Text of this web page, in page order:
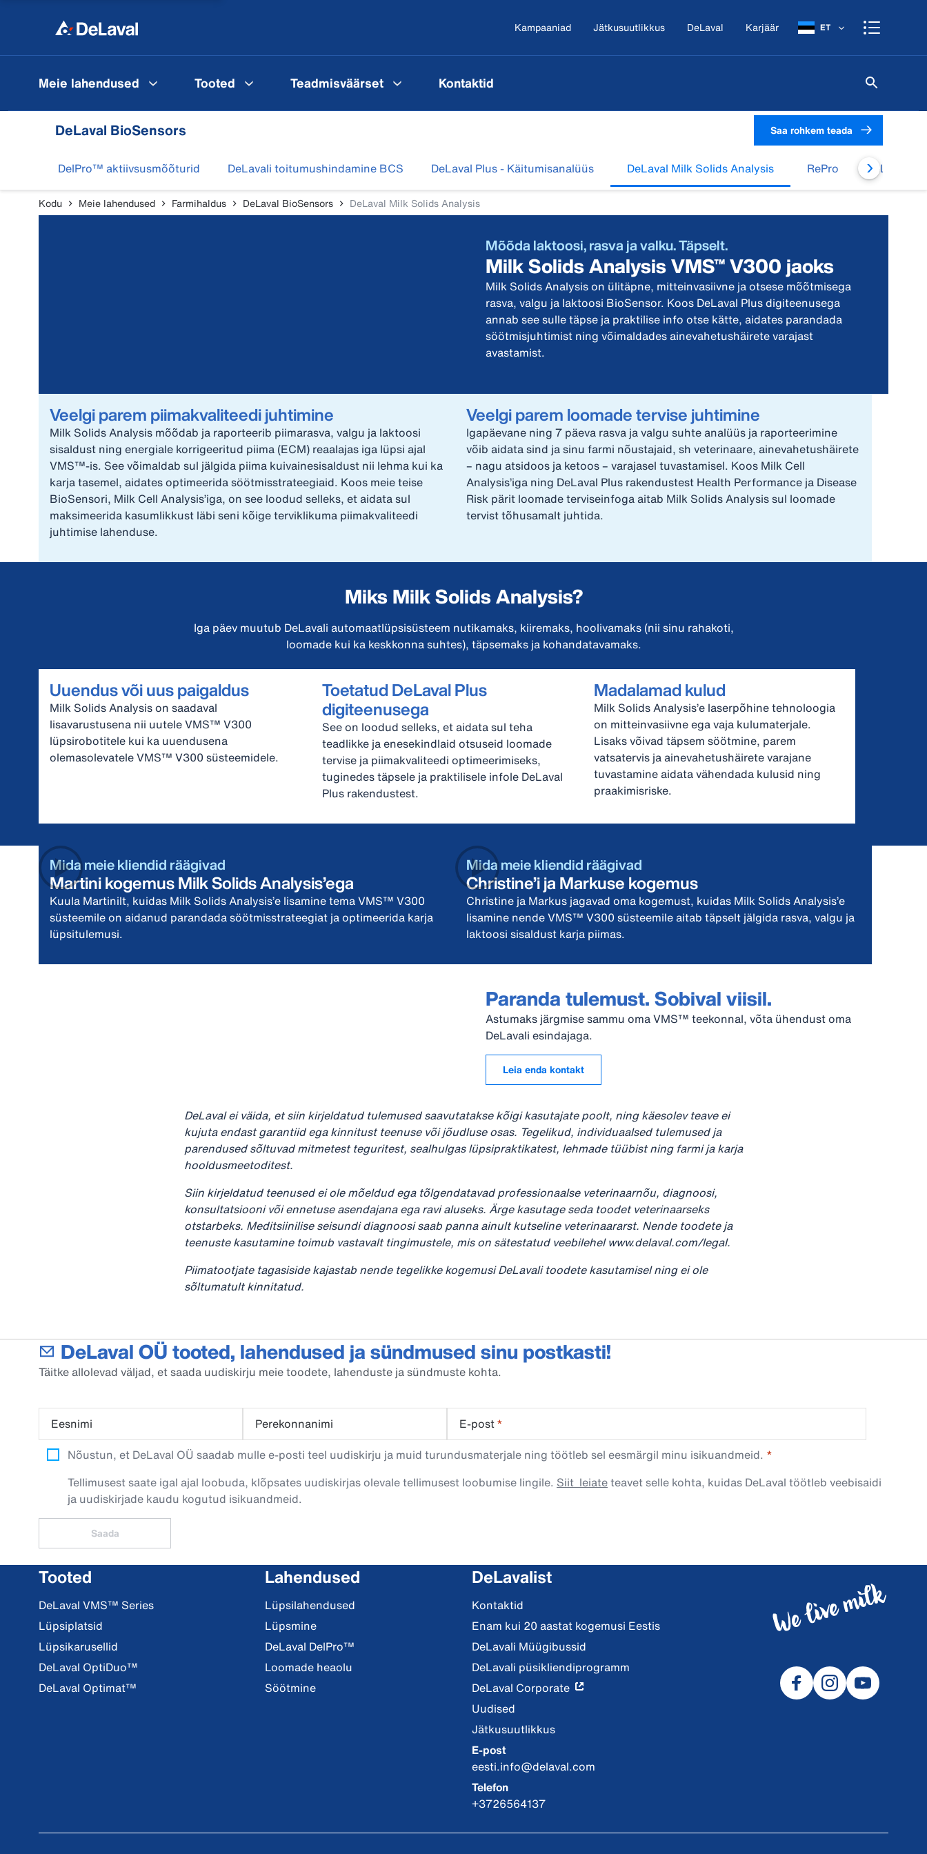
Kampaaniad Jätkusuutlikkus DeLaval Karjäär ET
Meie lahendused Tooted Teadmisväärset Kontaktid
DeLaval BioSensors Saa rohkem teada
DelPro™ aktiivsusmõõturid DeLavali toitumushindamine BCS DeLaval Plus - Käitumisanalüüs DeLaval Milk Solids Analysis RePro DeLaval
Kodu Meie lahendused Farmihaldus DeLaval BioSensors DeLaval Milk Solids Analysis
Mõõda laktoosi, rasva ja valku. Täpselt.
Milk Solids Analysis VMS™ V300 jaoks
Milk Solids Analysis on ülitäpne, mitteinvasiivne ja otsese mõõtmisega
rasva, valgu ja laktoosi BioSensor. Koos DeLaval Plus digiteenusega
annab see sulle täpse ja praktilise info otse kätte, aidates parandada
söötmisjuhtimist ning võimaldades ainevahetushäirete varajast
avastamist.
Veelgi parem piimakvaliteedi juhtimine
Milk Solids Analysis mõõdab ja raporteerib piimarasva, valgu ja laktoosi
sisaldust ning energiale korrigeeritud piima (ECM) reaalajas iga lüpsi ajal
VMS™-is. See võimaldab sul jälgida piima kuivainesisaldust nii lehma kui ka
karja tasemel, aidates optimeerida söötmisstrateegiaid. Koos meie teise
BioSensori, Milk Cell Analysis’iga, on see loodud selleks, et aidata sul
maksimeerida kasumlikkust läbi seni kõige terviklikuma piimakvaliteedi
juhtimise lahenduse.
Veelgi parem loomade tervise juhtimine
Igapäevane ning 7 päeva rasva ja valgu suhte analüüs ja raporteerimine
võib aidata sind ja sinu farmi nõustajaid, sh veterinaare, ainevahetushäirete
– nagu atsidoos ja ketoos – varajasel tuvastamisel. Koos Milk Cell
Analysis’iga ning DeLaval Plus rakendustest Health Performance ja Disease
Risk pärit loomade terviseinfoga aitab Milk Solids Analysis sul loomade
tervist tõhusamalt juhtida.
Miks Milk Solids Analysis?
Iga päev muutub DeLavali automaatlüpsisüsteem nutikamaks, kiiremaks, hoolivamaks (nii sinu rahakoti,
loomade kui ka keskkonna suhtes), täpsemaks ja kohandatavamaks.
Uuendus või uus paigaldus
Milk Solids Analysis on saadaval
lisavarustusena nii uutele VMS™ V300
lüpsirobotitele kui ka uuendusena
olemasolevatele VMS™ V300 süsteemidele.
Toetatud DeLaval Plus
digiteenusega
See on loodud selleks, et aidata sul teha
teadlikke ja enesekindlaid otsuseid loomade
tervise ja piimakvaliteedi optimeerimiseks,
tuginedes täpsele ja praktilisele infole DeLaval
Plus rakendustest.
Madalamad kulud
Milk Solids Analysis’e laserpõhine tehnoloogia
on mitteinvasiivne ega vaja kulumaterjale.
Lisaks võivad täpsem söötmine, parem
vatsatervis ja ainevahetushäirete varajane
tuvastamine aidata vähendada kulusid ning
praakimisriske.
Mida meie kliendid räägivad
Martini kogemus Milk Solids Analysis’ega
Kuula Martinilt, kuidas Milk Solids Analysis’e lisamine tema VMS™ V300
süsteemile on aidanud parandada söötmisstrateegiat ja optimeerida karja
lüpsitulemusi.
Mida meie kliendid räägivad
Christine’i ja Markuse kogemus
Christine ja Markus jagavad oma kogemust, kuidas Milk Solids Analysis’e
lisamine nende VMS™ V300 süsteemile aitab täpselt jälgida rasva, valgu ja
laktoosi sisaldust karja piimas.
Paranda tulemust. Sobival viisil.
Astumaks järgmise sammu oma VMS™ teekonnal, võta ühendust oma
DeLavali esindajaga.
Leia enda kontakt
DeLaval ei väida, et siin kirjeldatud tulemused saavutatakse kõigi kasutajate poolt, ning käesolev teave ei
kujuta endast garantiid ega kinnitust teenuse või jõudluse osas. Tegelikud, individuaalsed tulemused ja
parendused sõltuvad mitmetest teguritest, sealhulgas lüpsipraktikatest, lehmade tüübist ning farmi ja karja
hooldusmeetoditest.
Siin kirjeldatud teenused ei ole mõeldud ega tõlgendatavad professionaalse veterinaarnõu, diagnoosi,
konsultatsiooni või ennetuse asendajana ega ravi aluseks. Ärge kasutage seda toodet veterinaarseks
otstarbeks. Meditsiinilise seisundi diagnoosi saab panna ainult kutseline veterinaararst. Nende toodete ja
teenuste kasutamine toimub vastavalt tingimustele, mis on sätestatud veebilehel www.delaval.com/legal.
Piimatootjate tagasiside kajastab nende tegelikke kogemusi DeLavali toodete kasutamisel ning ei ole
sõltumatult kinnitatud.
DeLaval OÜ tooted, lahendused ja sündmused sinu postkasti!
Täitke allolevad väljad, et saada uudiskirju meie toodete, lahenduste ja sündmuste kohta.
Eesnimi Perekonnanimi E-post*
Nõustun, et DeLaval OÜ saadab mulle e-posti teel uudiskirju ja muid turundusmaterjale ning töötleb sel eesmärgil minu isikuandmeid.​
Tellimusest saate igal ajal loobuda, klõpsates uudiskirjas olevale tellimusest loobumise lingile. Siit leiateteavet selle kohta, kuidas DeLaval töötleb veebisaidi
ja uudiskirjade kaudu kogutud isikuandmeid.
Saada
Tooted
DeLaval VMS™ Series
Lüpsiplatsid
Lüpsikarusellid
DeLaval OptiDuo™
DeLaval Optimat™
Lahendused
Lüpsilahendused
Lüpsmine
DeLaval DelPro™
Loomade heaolu
Söötmine
DeLavalist
Kontaktid
Enam kui 20 aastat kogemusi Eestis
DeLavali Müügibussid
DeLavali püsikliendiprogramm
DeLaval Corporate
Uudised
Jätkusuutlikkus
E-post
eesti.info@delaval.com
Telefon
+3726564137